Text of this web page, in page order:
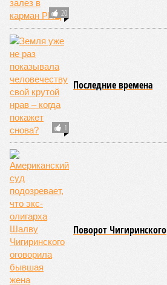
20
1
Последние времена
Поворот Чигиринского